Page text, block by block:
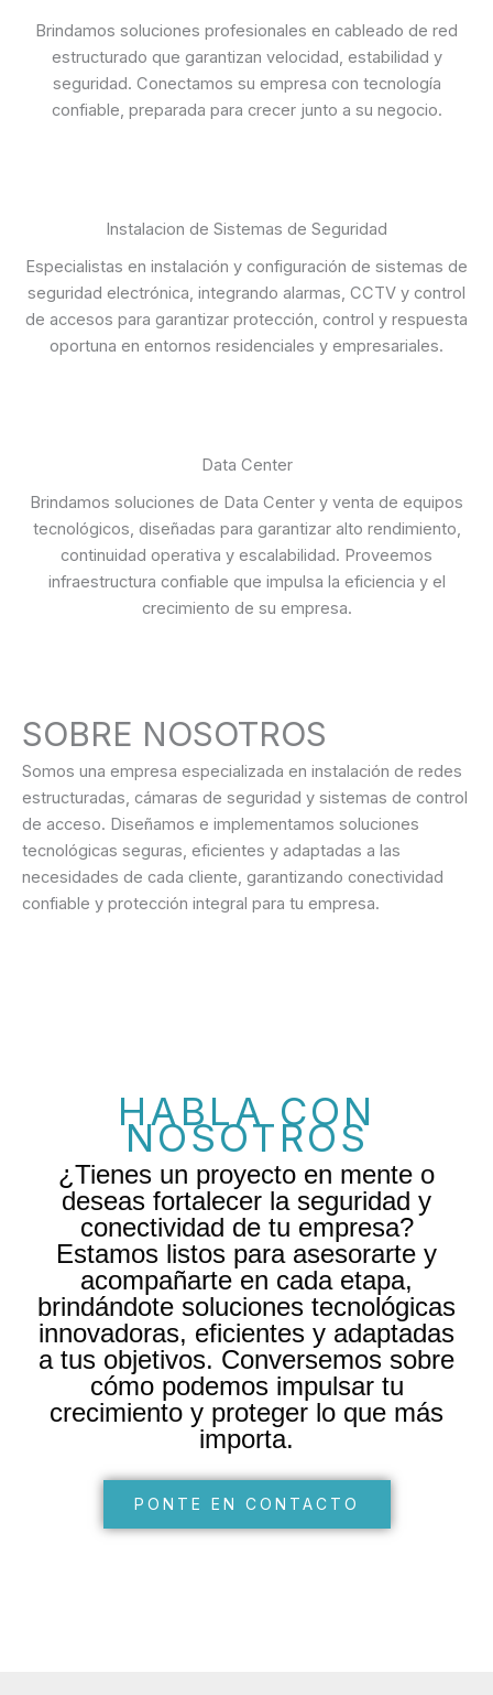
Brindamos soluciones profesionales en cableado de red
estructurado que garantizan velocidad, estabilidad y
seguridad. Conectamos su empresa con tecnología
confiable, preparada para crecer junto a su negocio.
Instalacion de Sistemas de Seguridad
Especialistas en instalación y configuración de sistemas de
seguridad electrónica, integrando alarmas, CCTV y control
de accesos para garantizar protección, control y respuesta
oportuna en entornos residenciales y empresariales.
Data Center
Brindamos soluciones de Data Center y venta de equipos
tecnológicos, diseñadas para garantizar alto rendimiento,
continuidad operativa y escalabilidad. Proveemos
infraestructura confiable que impulsa la eficiencia y el
crecimiento de su empresa.
SOBRE NOSOTROS
Somos una empresa especializada en instalación de redes
estructuradas, cámaras de seguridad y sistemas de control
de acceso. Diseñamos e implementamos soluciones
tecnológicas seguras, eficientes y adaptadas a las
necesidades de cada cliente, garantizando conectividad
confiable y protección integral para tu empresa.
HABLA CON
NOSOTROS
¿Tienes un proyecto en mente o
deseas fortalecer la seguridad y
conectividad de tu empresa?
Estamos listos para asesorarte y
acompañarte en cada etapa,
brindándote soluciones tecnológicas
innovadoras, eficientes y adaptadas
a tus objetivos. Conversemos sobre
cómo podemos impulsar tu
crecimiento y proteger lo que más
importa.
PONTE EN CONTACTO